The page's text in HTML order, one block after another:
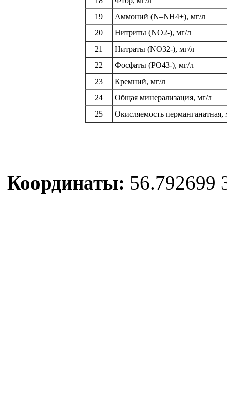
19
Аммоний (N–NH4+), мг/л
20
Нитриты (NO2-), мг/л
21
Нитраты (NO32-), мг/л
22
Фосфаты (PO43-), мг/л
23
Кремний, мг/л
24
Общая минерализация, мг/л
25
Окисляемость
Координаты: 56.792699